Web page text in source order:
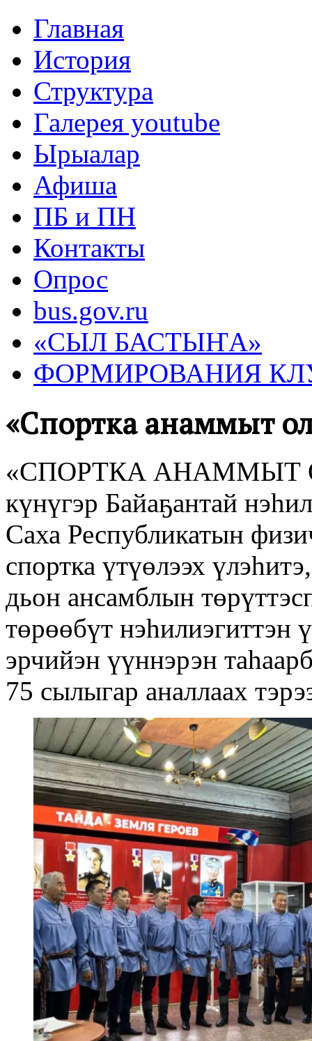
Главная
История
Структура
Галерея youtube
Ырыалар
Афиша
ПБ и ПН
Контакты
Опрос
bus.gov.ru
«СЫЛ БАСТЫҤА»
ФОРМИРОВАНИЯ
«Спортка анаммыт
«СПОРТКА АНАММЫТ
күнүгэр Байаҕантай
Саха Республикатын
спортка үтүөлээх
дьон ансамблын
төрөөбүт нэһилиэгиттэн
эрчийэн үүннэрэн
75 сылыгар аналлаах